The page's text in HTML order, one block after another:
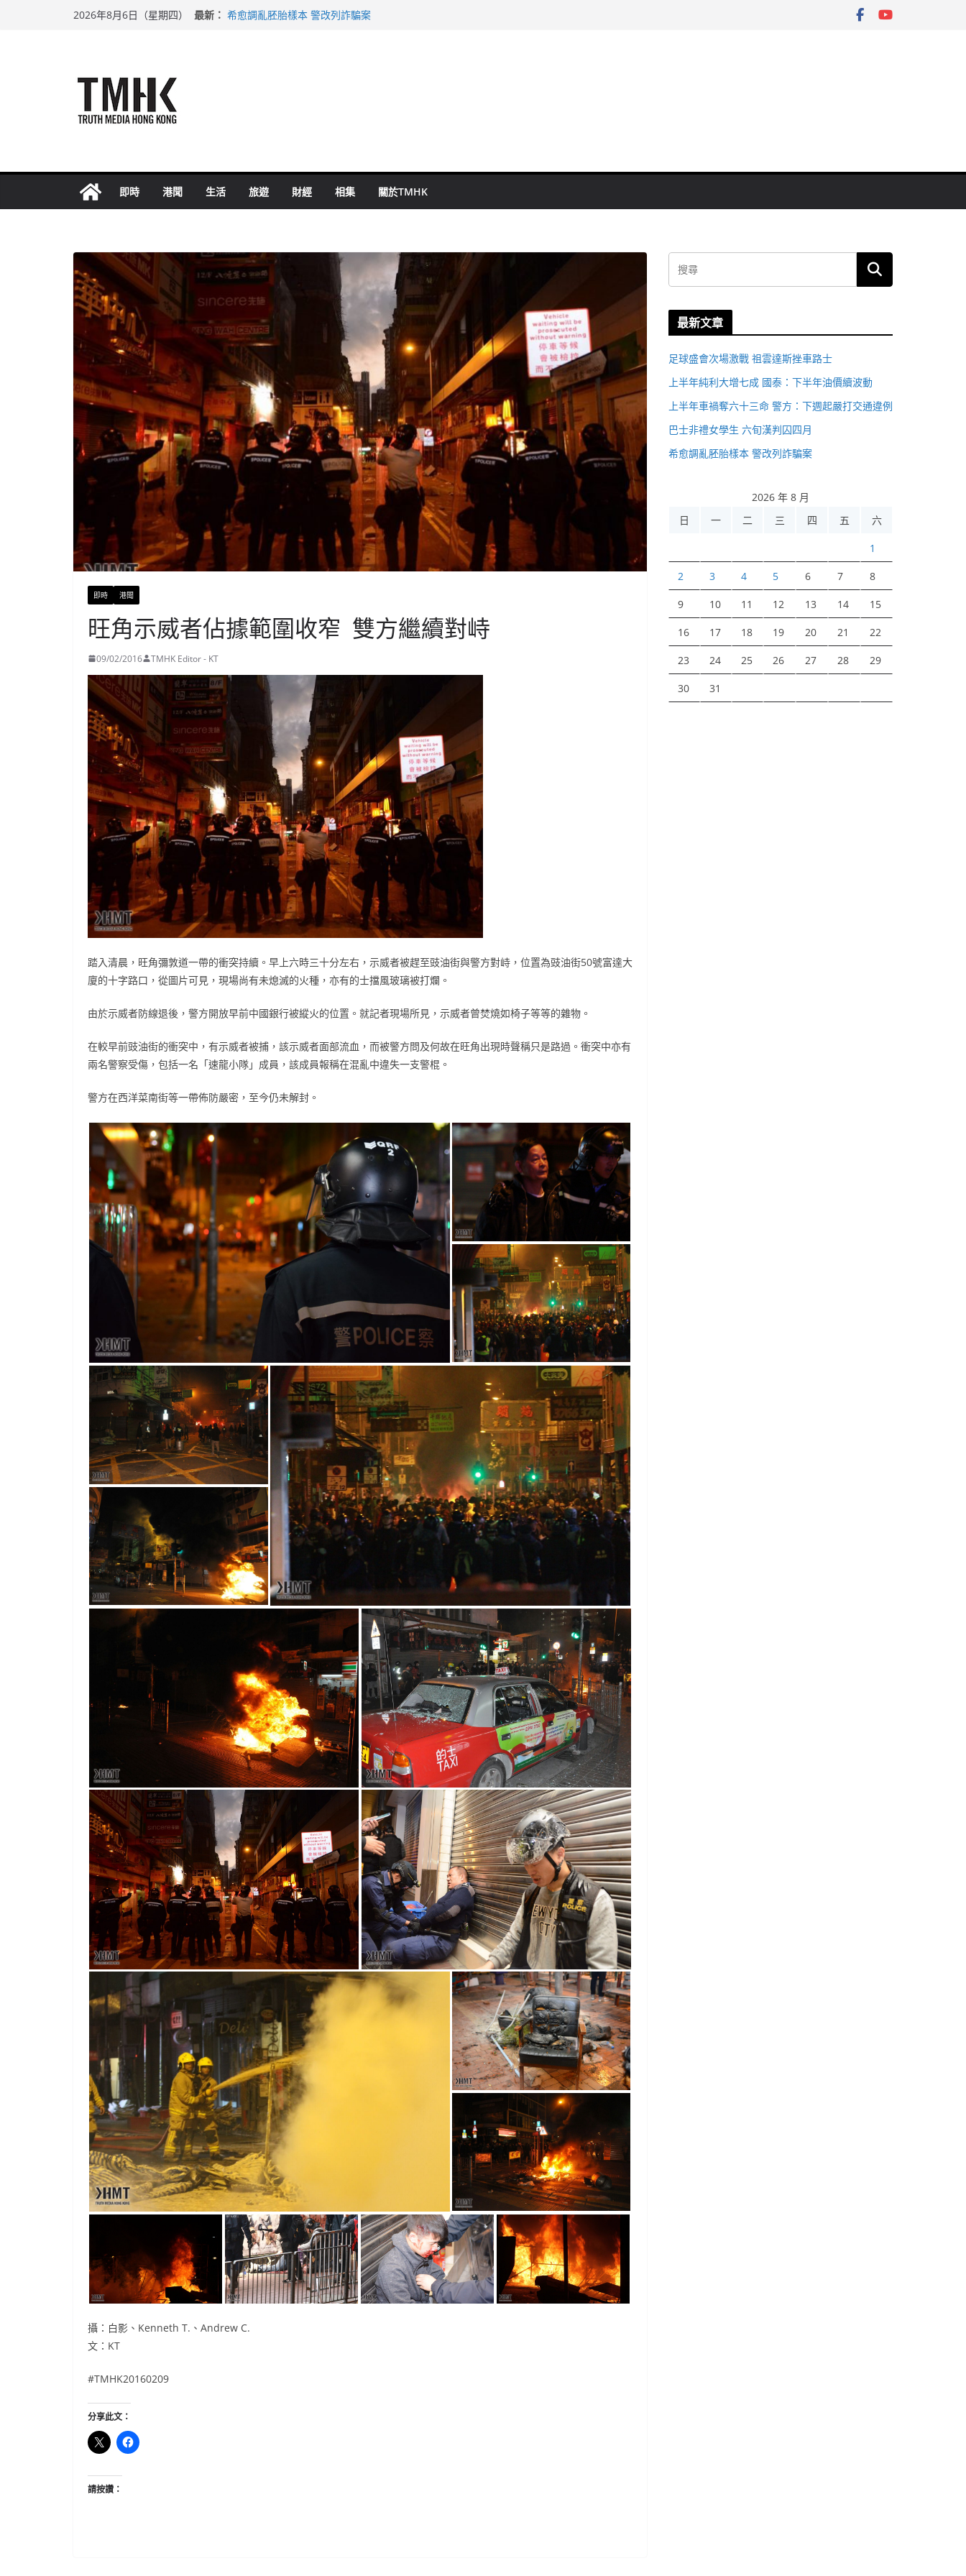
2026年8月6日（星期四） 最新： 巴士非禮女學生 六旬漢判囚四月
即時 港聞 生活 旅遊 財經 相集 關於TMHK
即時 港聞
旺角示威者佔據範圍收窄 雙方繼續對峙
09/02/2016 TMHK Editor - KT
踏入清晨，旺角彌敦道一帶的衝突持續。早上六時三十分左右，示威者被趕至豉油街與警方對峙，位置為豉油街50號富達大
廈的十字路口，從圖片可見，現場尚有未熄滅的火種，亦有的士擋風玻璃被打爛。
由於示威者防線退後，警方開放早前中國銀行被縱火的位置。就記者現場所見，示威者曾焚燒如椅子等等的雜物。
在較早前豉油街的衝突中，有示威者被捕，該示威者面部流血，而被警方問及何故在旺角出現時聲稱只是路過。衝突中亦有
兩名警察受傷，包括一名「速龍小隊」成員，該成員報稱在混亂中違失一支警棍。
警方在西洋菜南街等一帶佈防嚴密，至今仍未解封。
攝：白影、Kenneth T.、Andrew C.
文：KT
#‎TMHK20160209
分享此文：
請按讚：
最新文章
足球盛會次場激戰 祖雲達斯挫車路士
上半年純利大增七成 國泰：下半年油價續波動
上半年車禍奪六十三命 警方：下週起嚴打交通違例
巴士非禮女學生 六旬漢判囚四月
希愈調亂胚胎樣本 警改列詐騙案
2026 年 8 月
日
一 二 三 四 五 六
1
2 3 4 5 6 7 8
9 10 11 12 13 14 15
16 17 18 19 20 21 22
23 24 25 26 27 28 29
30 31